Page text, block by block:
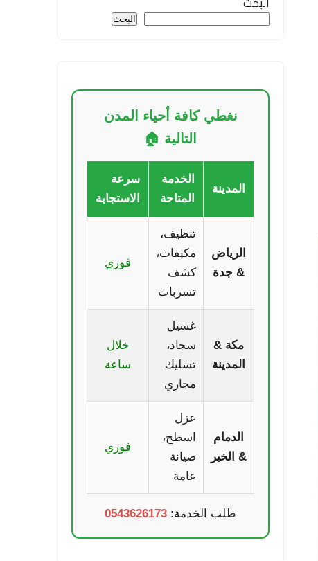
البحث
نغطي كافة أحياء المدن
التالية 🏠
المدينة
الخدمة
المتاحة
سرعة
الاستجابة
الرياض
& جدة
تنظيف،
مكيفات،
كشف
تسربات
فوري
مكة &
المدينة
غسيل
سجاد،
تسليك
مجاري
خلال
ساعة
الدمام
& الخبر
عزل
اسطح،
صيانة
عامة
فوري
طلب الخدمة: 0543626173